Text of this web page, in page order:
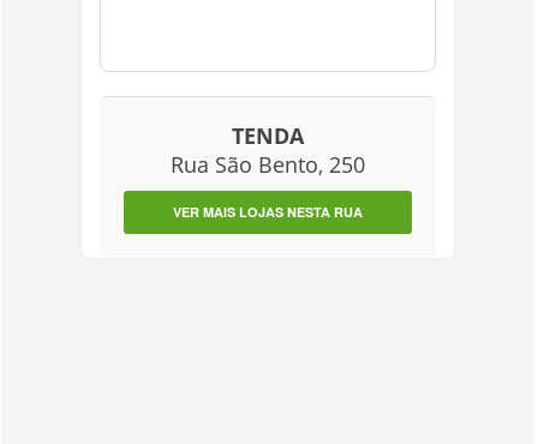
TENDA
Rua São Bento, 250
VER MAIS LOJAS NESTA RUA